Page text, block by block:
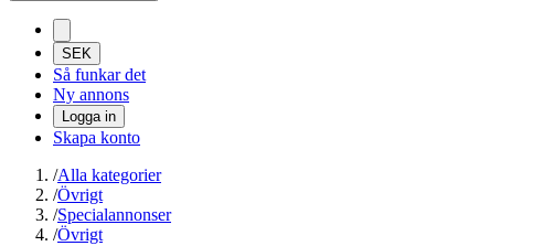
SEK
Så funkar det
Ny annons
Logga in
Skapa konto
/Alla kategorier
/Övrigt
/Specialannonser
/Övrigt